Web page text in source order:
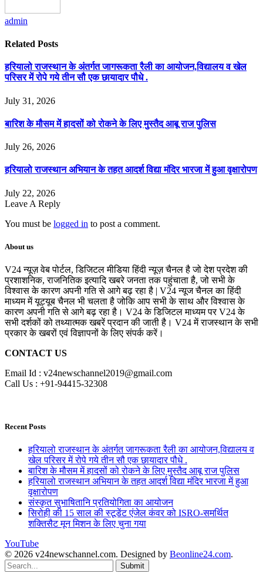
admin
Related Posts
हरियालो राजस्थान के अंतर्गत जागरूकता रैली का आयोजन,विद्यालय व खेल
परिसर में रोपे गये तीन सौ एक छायादार पौधे .
July 31, 2026
बारिश के मौसम में हादसों को रोकने के लिए मुस्तैद आबू राज पुलिस
July 26, 2026
हरियालो राजस्थान अभियान के तहत आदर्श विद्या मंदिर भारजा में हुआ वृक्षारोपण
July 22, 2026
Leave A Reply
You must be logged in to post a comment.
About us
V24 न्यूज़ वेब पोर्टल, डिजिटल मीडिया हिंदी न्यूज़ चैनल है जो देश प्रदेश की
प्रशाशनिक, राजनितिक इत्यादि खबरे जनता तक पहुंचाता है, जो सभी के
विश्वास के कारण अपनी गति से आगे बढ़ रहा है | V24 न्यूज चैनल का हिंदी
माध्यम में यूट्यूब चैनल भी चलता है जोकि आप सभी के साथ और विश्वास के
कारण अपनी गति से आगे बढ़ रहा है। V24 के डिजिटल माध्यम पर V24 के
सभी दर्शकों को तथ्यात्मक खबरें प्रदान की जाती है। V24 में राजस्थान के सभी
प्रकार के खबरों एवं विज्ञापनों के लिए संपर्क करें।
CONTACT US
Email Id : v24newschannel2019@gmail.com
Call Us : +91-94415-32308
Recent Posts
हरियालो राजस्थान के अंतर्गत जागरूकता रैली का आयोजन,विद्यालय व
खेल परिसर में रोपे गये तीन सौ एक छायादार पौधे .
बारिश के मौसम में हादसों को रोकने के लिए मुस्तैद आबू राज पुलिस
हरियालो राजस्थान अभियान के तहत आदर्श विद्या मंदिर भारजा में हुआ
वृक्षारोपण
संस्कृत सुभाषितानि प्रतियोगिता का आयोजन
सिरोही की 15 साल की स्टूडेंट एंजेल कंवर को ISRO-समर्थित
शक्तिसैट मून मिशन के लिए चुना गया
YouTube
© 2026 v24newschannel.com. Designed by Beonline24.com.
Submit